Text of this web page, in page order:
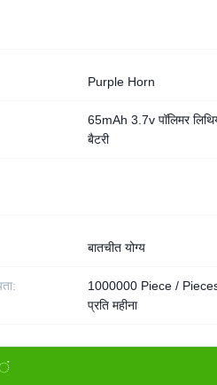
Purple Horn
65mAh 3.7v पॉलिमर
बैटरी
बातचीत योग्य
1000000 Piece /
प्रति महीना